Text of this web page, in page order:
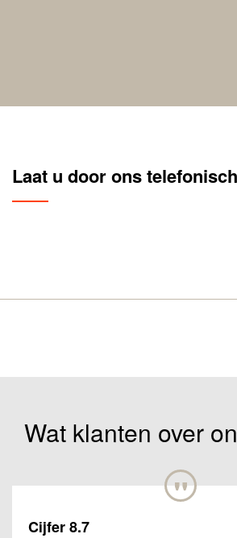
Laat u door ons
Wat klanten over
"
Cijfer 8.7